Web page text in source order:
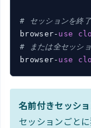
# セッションを終了
browser- use
# または全セッシ
browser- use
名前付きセッシ
セッションごと